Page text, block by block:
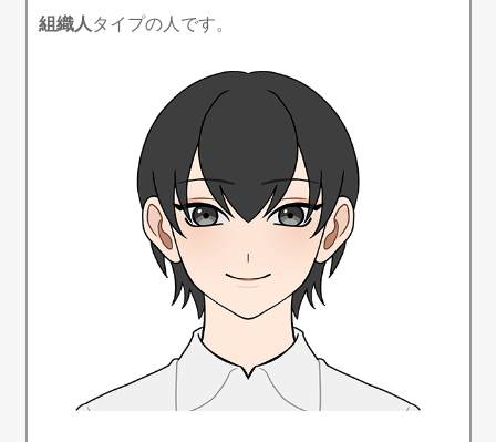
組織人 タイプの人です。